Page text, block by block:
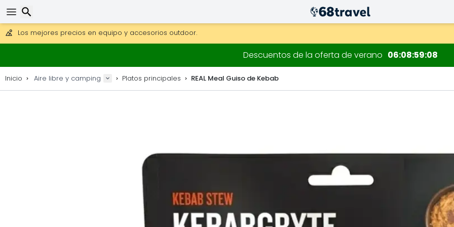
Envío DHL 1 día disponible.
30 días para devoluciones, 90 días para mapas de madera y decoraciones.
Los mejores precios en equipo y accesorios outdoor.
Descuentos de la oferta de verano 06 08 59 06
Inicio Aire libre y camping Platos principales REAL Meal Guiso de Kebab